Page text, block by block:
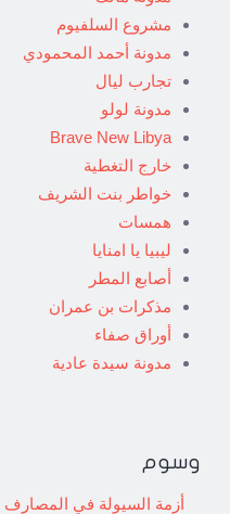
مشروع السلفيوم
مدونة أحمد المحمودي
تجارب ليال
مدونة لولو
Brave New Libya
خارج التغطية
خواطر بنت الشريف
همسات
ليبيا يا امنايا
أصابع المطر
مذكرات بن عمران
أوراق صفاء
مدونة سيدة عادية
وسوم
أزمة السيولة في المصارف